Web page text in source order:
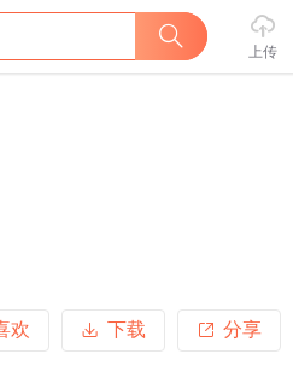
上传
欢
下载 分享